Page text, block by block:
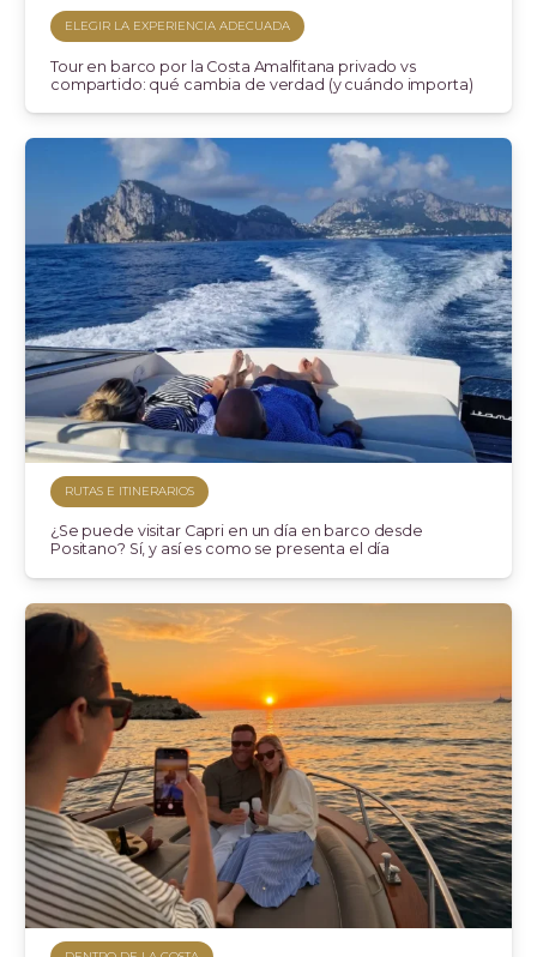
ELEGIR LA EXPERIENCIA ADECUADA
Tour en barco por la Costa Amalfitana privado vs
compartido: qué cambia de verdad (y cuándo importa)
RUTAS E ITINERARIOS
¿Se puede visitar Capri en un día en barco desde
Positano? Sí, y así es como se presenta el día